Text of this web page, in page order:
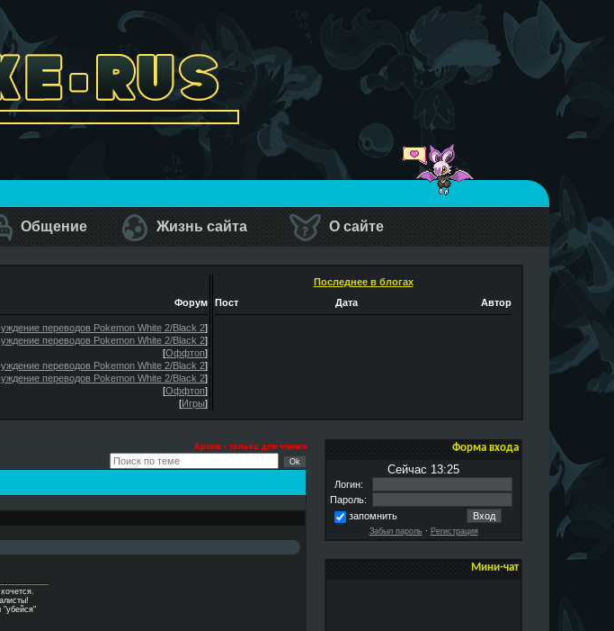
Общение Жизнь сайта О сайте
Форум
переводов Pokemon White 2/Black 2]
переводов Pokemon White 2/Black 2]
[Оффтоп]
переводов Pokemon White 2/Black 2]
переводов Pokemon White 2/Black 2]
[Оффтоп]
[Игры]
Последнее в блогах
Пост
Дата Автор
Форма входа
Сейчас 13:25
Логин:
Пароль:
запомнить
Забыл пароль· Регистрация
Мини-чат
Архив - только для чтения
"убейся"